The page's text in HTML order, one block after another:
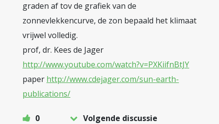
graden af tov de grafiek van de
zonnevlekkencurve, de zon bepaald het klimaat
vrijwel volledig.
prof, dr. Kees de Jager
http://www.youtube.com/watch?v=PXKiifnBtJY
paper http://www.cdejager.com/sun-earth-
publications/
0
Volgende discussie